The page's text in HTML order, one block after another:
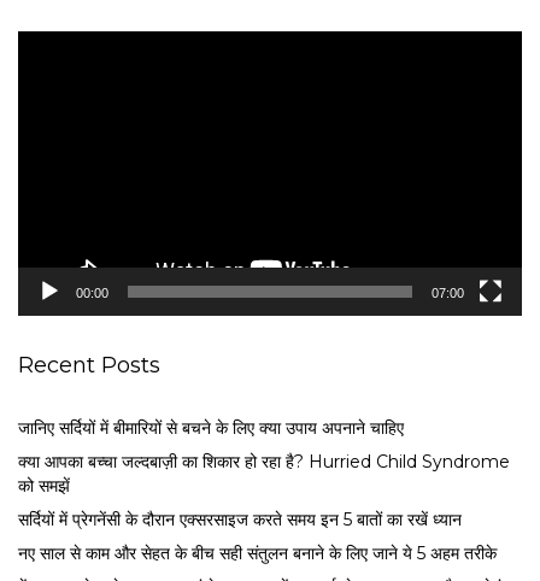
00:00 07:00
Recent Posts
जानिए सर्दियों में बीमारियों से बचने के लिए क्या उपाय अपनाने चाहिए
क्या आपका बच्चा जल्दबाज़ी का शिकार हो रहा है? Hurried Child Syndrome
को समझें
सर्द‍ियों में प्रेगनेंसी के दौरान एक्सरसाइज करते समय इन 5 बातों का रखें ध्यान
नए साल से काम और सेहत के बीच सही संतुलन बनाने के लिए जाने ये 5 अहम तरीके